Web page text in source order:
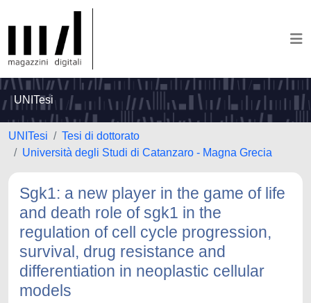
UNITesi
UNITesi
Tesi di dottorato
Università degli Studi di Catanzaro - Magna Grecia
Sgk1: a new player in the game of life
and death role of sgk1 in the
regulation of cell cycle progression,
survival, drug resistance and
differentiation in neoplastic cellular
models